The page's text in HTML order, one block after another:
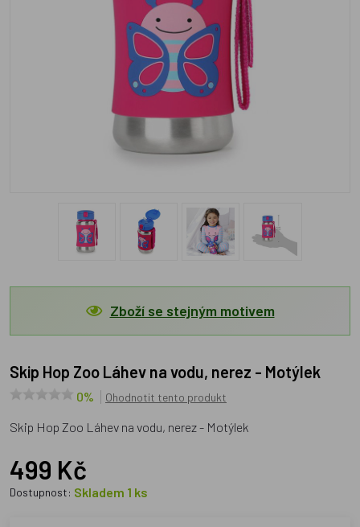
Zboží se stejným motivem
Skip Hop Zoo Láhev na vodu, nerez - Motýlek
0% Ohodnotit tento produkt
Skip Hop Zoo Láhev na vodu, nerez - Motýlek
499 Kč
Dostupnost: Skladem 1 ks